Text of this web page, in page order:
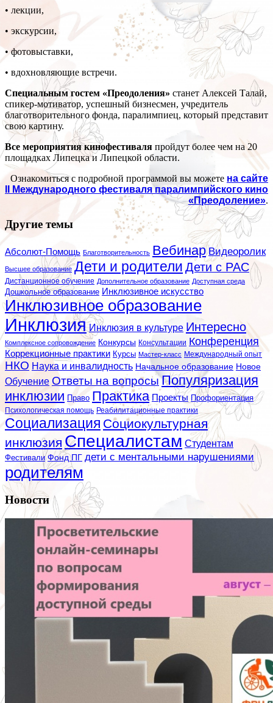
• лекции,
• экскурсии,
• фотовыставки,
• вдохновляющие встречи.
Специальным гостем «Преодоления» станет Алексей Талай,
спикер-мотиватор, успешный бизнесмен, учредитель
благотворительного фонда, паралимпиец, который представит
свою картину.
Все мероприятия кинофестиваля пройдут более чем на 20
площадках Липецка и Липецкой области.
Ознакомиться с подробной программой вы можете на сайте
II Международного фестиваля паралимпийского кино
«Преодоление».
Другие темы
Абсолют-Помощь Благотворительность Вебинар Видеоролик
Высшее образование Дети и родители Дети с РАС
Дистанционное обучение Дополнительное образование Доступная среда
Дошкольное образование Инклюзивное искусство
Инклюзивное образование
Инклюзия Инклюзия в культуре Интересно
Комплексное сопровождение Конкурсы Консультации Конференция
Коррекционные практики Курсы Мастер-класс Международный опыт
НКО Наука и инвалидность Начальное образование Новое
Обучение Ответы на вопросы Популяризация
инклюзии Право Практика Проекты Профориентация
Психологическая помощь Реабилитационные практики
Социализация Социокультурная
инклюзия Специалистам Студентам
Фестивали Фонд ПГ дети с ментальными нарушениями
родителям
Новости